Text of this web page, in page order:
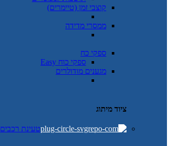
קוצבי זמן (טיימרים)
ממסרי מדידה
ספקי כח
ספקי כוח Easy
מגענים מודולרים
ציוד מיתוג
טעינת רכבים